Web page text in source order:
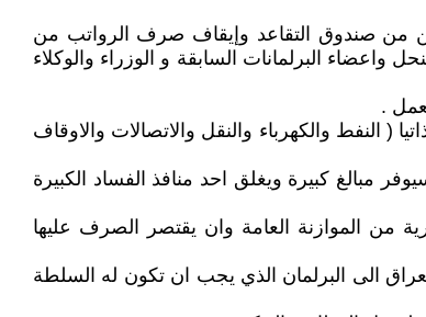
عن 15 سنة وان يقتصر تسديد رواتب المتقاعدين من صندوق التقاعد وإيقاف صرف الرواتب من
واعضاء البرلمانات السابقة و الوزراء والوكلاء
( النفط والكهرباء والنقل والاتصالات والاوقاف
مبالغ كبيرة ويغلق احد منافذ الفساد الكبيرة
من الموازنة العامة وان يقتصر الصرف عليها
الى البرلمان الذي يجب ان تكون له السلطة